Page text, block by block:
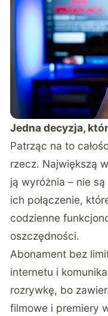
Jedna decyzja,
Patrząc na to
rzecz. Największą
ją wyróżnia – nie
ich połączenie,
codzienne
oszczędności.
Abonament bez
internetu i
rozrywkę, bo
filmowe i premiery